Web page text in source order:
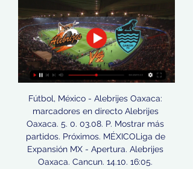
Fútbol, México - Alebrijes Oaxaca:
marcadores en directo Alebrijes
Oaxaca. 5. 0. 03.08. P. Mostrar más
partidos. Próximos. MÉXICOLiga de
Expansión MX - Apertura. Alebrijes
Oaxaca. Cancun. 14.10. 16:05.